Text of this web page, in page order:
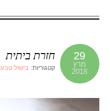
29
מרץ
2018
חזרת ביתית
קטגוריות:בישול